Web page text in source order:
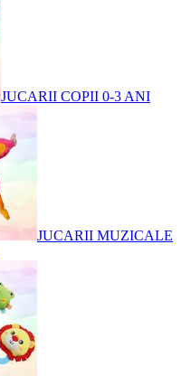
JUCARII COPII 0-3 ANI
JUCARII MUZICALE